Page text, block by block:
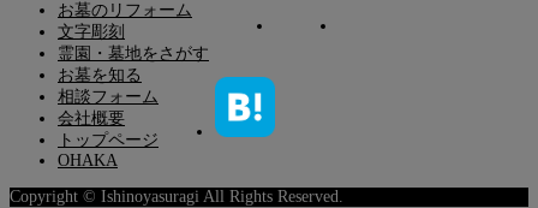
お墓のリフォーム
文字彫刻
霊園・墓地をさがす
お墓を知る
相談フォーム
会社概要
トップページ
OHAKA
Copyright © Ishinoyasuragi All Rights Reserved.